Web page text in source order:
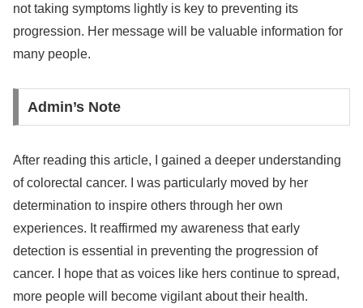
not taking symptoms lightly is key to preventing its
progression. Her message will be valuable information for
many people.
Admin’s Note
After reading this article, I gained a deeper understanding
of colorectal cancer. I was particularly moved by her
determination to inspire others through her own
experiences. It reaffirmed my awareness that early
detection is essential in preventing the progression of
cancer. I hope that as voices like hers continue to spread,
more people will become vigilant about their health.